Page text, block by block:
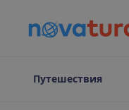
Путешествия